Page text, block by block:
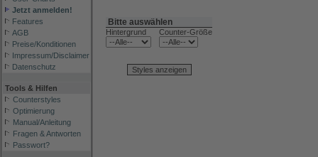
Jetzt anmelden!
Features
AGB
Preise/Konditionen
Impressum/Disclaimer
Datenschutz
Tools & Hilfen
Counterstyles
Optimierung
Manual/Anleitung
Fragen & Antworten
Passwort?
Bitte auswählen
Hintergrund Counter-Größe